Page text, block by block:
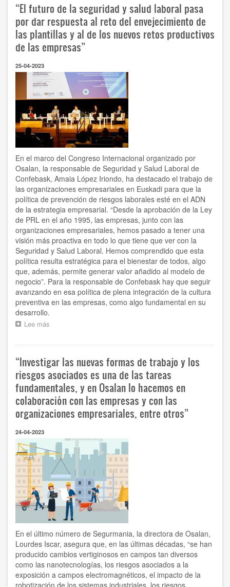
“El futuro de la seguridad y salud laboral pasa
por dar respuesta al reto del envejecimiento de
las plantillas y al de los nuevos retos productivos
de las empresas”
25-04-2023
En el marco del Congreso Internacional organizado por
Osalan, la responsable de Seguridad y Salud Laboral de
Confebask, Amaia López Iriondo, ha destacado el trabajo de
las organizaciones empresariales en Euskadi para que la
política de prevención de riesgos laborales esté en el ADN
de la estrategia empresarial. “Desde la aprobación de la Ley
de PRL en el año 1995, las empresas, junto con las
organizaciones empresariales, hemos pasado a tener una
visión más proactiva en todo lo que tiene que ver con la
Seguridad y Salud Laboral. Hemos comprendido que esta
política resulta estratégica para el bienestar de todos, algo
que, además, permite generar valor añadido al modelo de
negocio”. Para la responsable de Confebask hay que seguir
avanzando en esa política de plena integración de la cultura
preventiva en las empresas, como algo fundamental en su
desarrollo.
Lee más
la
seguridad
y
salud
laboral
pasa
por
reto
del
envejecimiento
de
las
plantillas
y
al
los
nuevos
retos
productivos
de
las
“Investigar las nuevas formas de trabajo y los
riesgos asociados es una de las tareas
fundamentales, y en Osalan lo hacemos en
colaboración con las empresas y con las
organizaciones empresariales, entre otros”
24-04-2023
En el último número de Segurmania, la directora de Osalan,
Lourdes Iscar, asegura que, en las últimas décadas, “se han
producido cambios vertiginosos en campos tan diversos
como las nanotecnologías, los riesgos asociados a la
exposición a campos electromagnéticos, el impacto de la
robotización de los sistemas industriales, los riesgos